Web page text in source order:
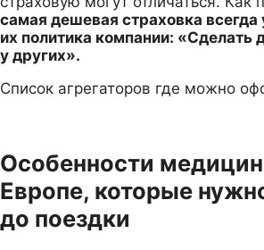
самая дешевая страховка
их политика компании: «Сделать
у других».
Список агрегаторов где можно
Особенности
Европе, которые
до поездки